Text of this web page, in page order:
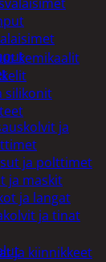
ja
ja polttimet
ja maskit
ja langat
ja tinat
kemikaalit
silikonit
ja kiinnikkeet